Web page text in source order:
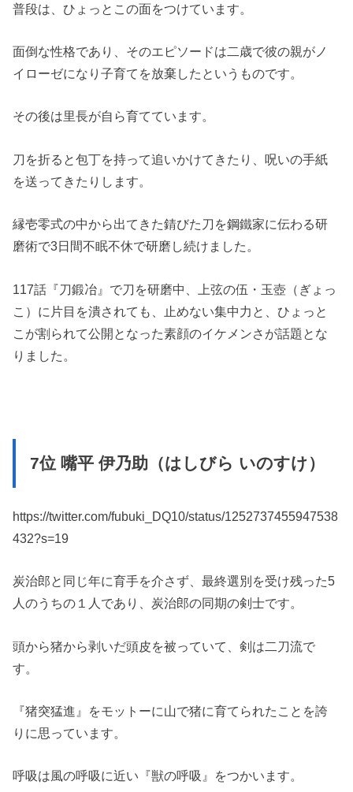
普段は、ひょっとこの面をつけています。
面倒な性格であり、そのエピソードは二歳で彼の親がノ
イローゼになり子育てを放棄したというものです。
その後は里長が自ら育てています。
刀を折ると包丁を持って追いかけてきたり、呪いの手紙
を送ってきたりします。
縁壱零式の中から出てきた錆びた刀を鋼鐵家に伝わる研
磨術で3日間不眠不休で研磨し続けました。
117話『刀鍛冶』で刀を研磨中、上弦の伍・玉壺（ぎょっ
こ）に片目を潰されても、止めない集中力と、ひょっと
こが割られて公開となった素顔のイケメンさが話題とな
りました。
7位 嘴平 伊乃助（はしびら いのすけ）
https://twitter.com/fubuki_DQ10/status/1252737455947538
432?s=19
炭治郎と同じ年に育手を介さず、最終選別を受け残った5
人のうちの１人であり、炭治郎の同期の剣士です。
頭から猪から剥いだ頭皮を被っていて、剣は二刀流で
す。
『猪突猛進』をモットーに山で猪に育てられたことを誇
りに思っています。
呼吸は風の呼吸に近い『獣の呼吸』をつかいます。